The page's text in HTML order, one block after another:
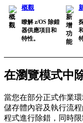
概觀
瞭解 z/OS 除錯
器供應項目和
特性。
在瀏覽模式中
當您在部分正式作業
儲存體內容及執行流
程式進行除錯，同時